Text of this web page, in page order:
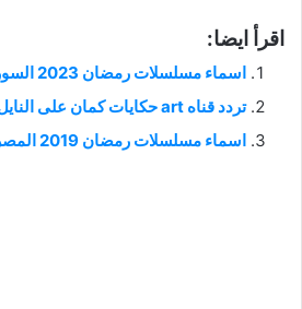
اقرأ ايضا:
اسماء مسلسلات رمضان 2023 السورية والقنوات الناقلة
تردد قناه art حكايات كمان على النايل سات 2022
اسماء مسلسلات رمضان 2019 المصرية والقنوات الناقلة